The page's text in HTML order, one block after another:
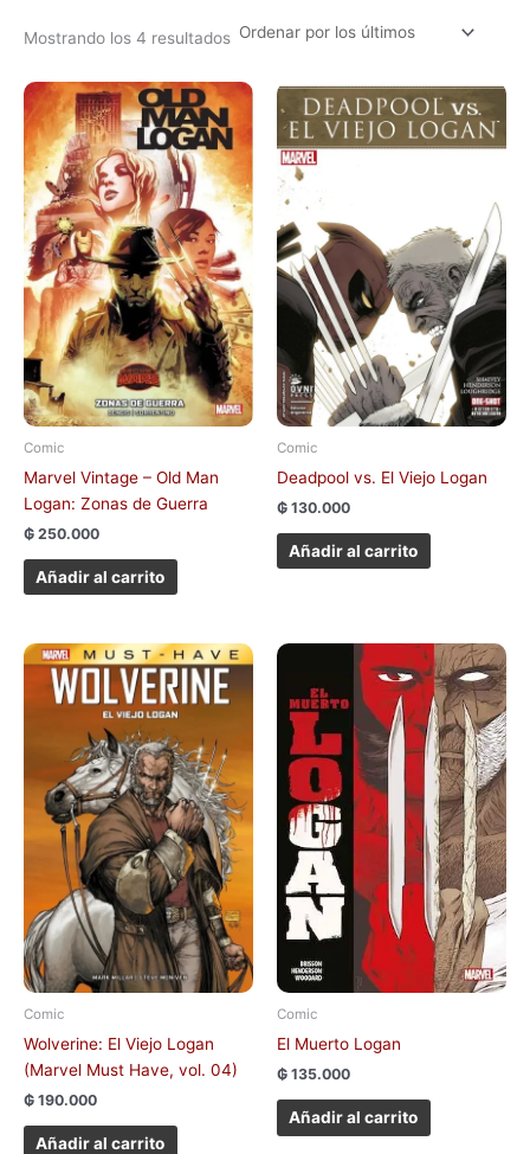
Mostrando los 4 resultados
Comic
Marvel Vintage – Old Man
Logan: Zonas de Guerra
₲ 250.000
Añadir al carrito
Comic
Deadpool vs. El Viejo Logan
₲ 130.000
Añadir al carrito
Comic
Wolverine: El Viejo Logan
(Marvel Must Have, vol. 04)
₲ 190.000
Añadir al carrito
Comic
El Muerto Logan
₲ 135.000
Añadir al carrito